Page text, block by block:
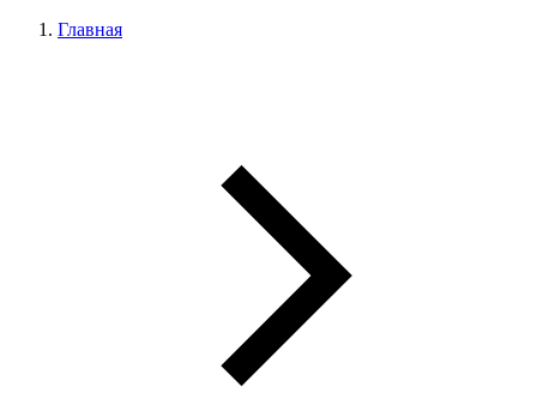
Главная